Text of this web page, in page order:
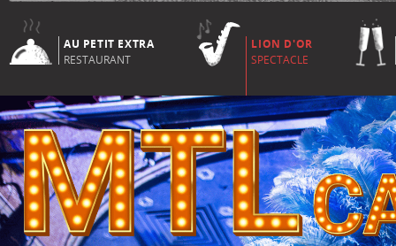
AU PETIT EXTRA
RESTAURANT
LION D'OR
SPECTACLE